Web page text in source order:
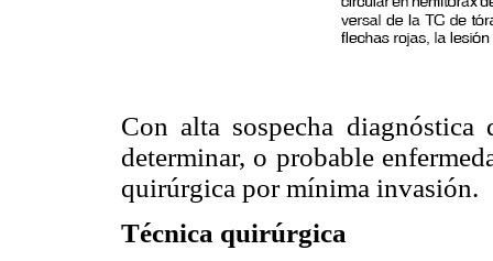
Con alta sospecha
determinar, o probable
quirúrgica por mínima invasión.
Técnica quirúrgica